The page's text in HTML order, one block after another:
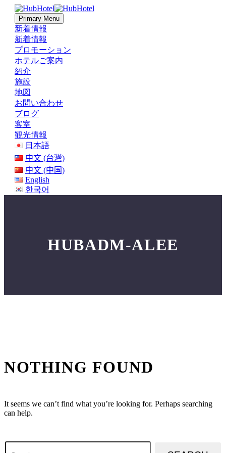
Primary Menu
新着情報
新着情報
プロモーション
ホテルご案内
紹介
施設
地図
お問い合わせ
ブログ
客室
観光情報
日本語
中文 (台灣)
中文 (中国)
English
한국어
HUBADM-ALEE
NOTHING FOUND
It seems we can’t find what you’re looking for. Perhaps searching
can help.